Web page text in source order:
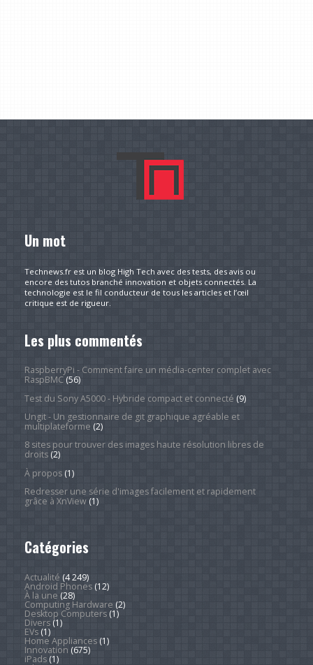
Un mot
Technews.fr est un blog High Tech avec des tests, des avis ou
encore des tutos branché innovation et objets connectés. La
technologie est le fil conducteur de tous les articles et l’œil
critique est de rigueur.
Les plus commentés
RaspberryPi - Comment faire un média-center complet avec
RaspBMC(56)
Test du Sony A5000 - Hybride compact et connecté (9)
Ungit - Un gestionnaire de git graphique agréable et
multiplateforme (2)
8 sites pour trouver des images haute résolution libres de
droits(2)
À propos(1)
Redresser une série d'images facilement et rapidement
grâce à XnView(1)
Catégories
Actualité (4 249)
Android Phones(12)
À la une (28)
Computing Hardware (2)
Desktop Computers(1)
Divers(1)
EVs(1)
Home Appliances(1)
Innovation (675)
iPads(1)